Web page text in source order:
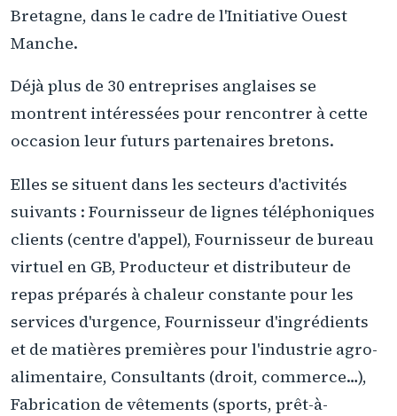
Bretagne, dans le cadre de l'Initiative Ouest
Manche.
Déjà plus de 30 entreprises anglaises se
montrent intéressées pour rencontrer à cette
occasion leur futurs partenaires bretons.
Elles se situent dans les secteurs d'activités
suivants : Fournisseur de lignes téléphoniques
clients (centre d'appel), Fournisseur de bureau
virtuel en GB, Producteur et distributeur de
repas préparés à chaleur constante pour les
services d'urgence, Fournisseur d'ingrédients
et de matières premières pour l'industrie agro-
alimentaire, Consultants (droit, commerce…),
Fabrication de vêtements (sports, prêt-à-